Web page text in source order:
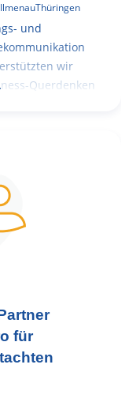
IlmenauThüringen
und
wir
Querdenken
für